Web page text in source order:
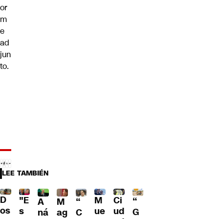
or
m
e
ad
jun
to.
LEE TAMBIÉN
D
os
"E
s
A
ná
M
ag
“
C
M
ue
Ci
ud
“
G